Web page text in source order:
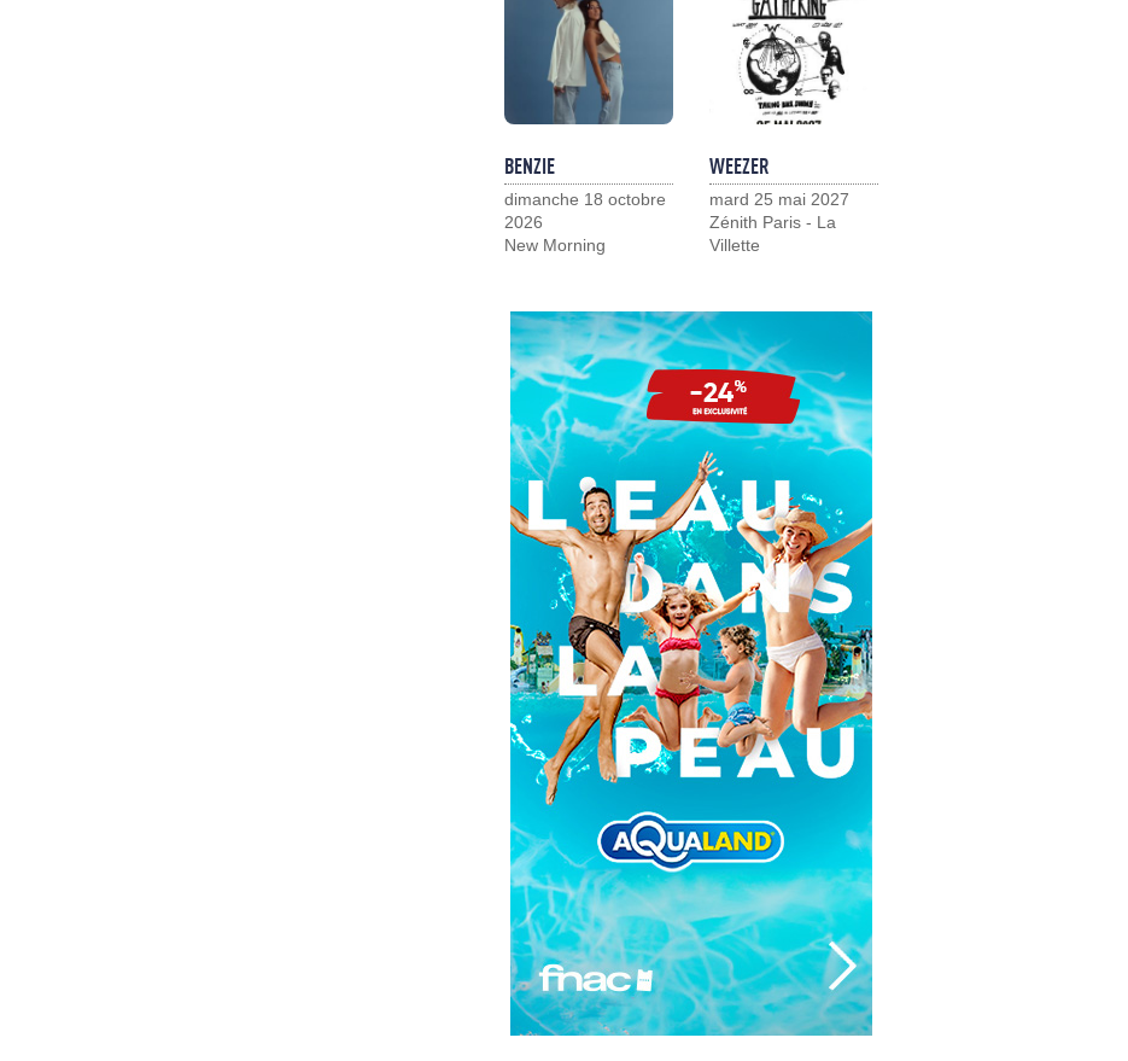
BENZIE
dimanche 18 octobre
2026
New Morning
WEEZER
mard 25 mai 2027
Zénith Paris - La
Villette